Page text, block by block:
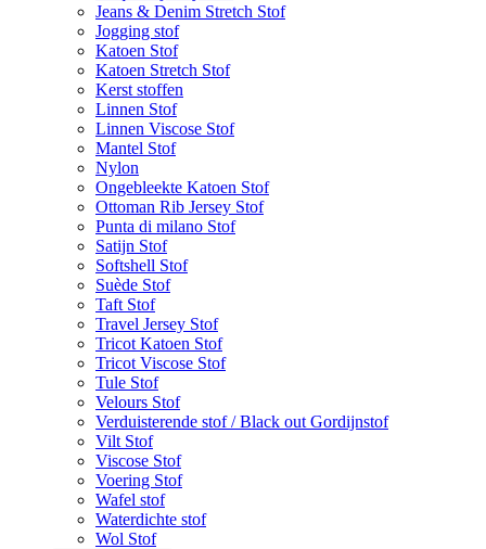
Jeans & Denim Stretch Stof
Jogging stof
Katoen Stof
Katoen Stretch Stof
Kerst stoffen
Linnen Stof
Linnen Viscose Stof
Mantel Stof
Nylon
Ongebleekte Katoen Stof
Ottoman Rib Jersey Stof
Punta di milano Stof
Satijn Stof
Softshell Stof
Suède Stof
Taft Stof
Travel Jersey Stof
Tricot Katoen Stof
Tricot Viscose Stof
Tule Stof
Velours Stof
Verduisterende stof / Black out Gordijnstof
Vilt Stof
Viscose Stof
Voering Stof
Wafel stof
Waterdichte stof
Wol Stof